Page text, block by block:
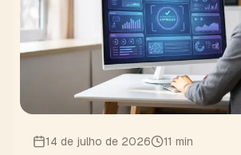
14 de julho de 2026 11 min